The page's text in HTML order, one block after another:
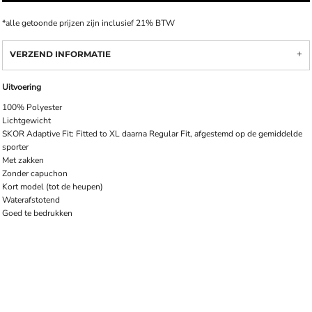
*alle getoonde prijzen zijn inclusief 21% BTW
VERZEND INFORMATIE
Uitvoering
100% Polyester
Lichtgewicht
SKOR Adaptive Fit: Fitted to XL daarna Regular Fit, afgestemd op de gemiddelde
sporter
Met zakken
Zonder capuchon
Kort model (tot de heupen)
Waterafstotend
Goed te bedrukken